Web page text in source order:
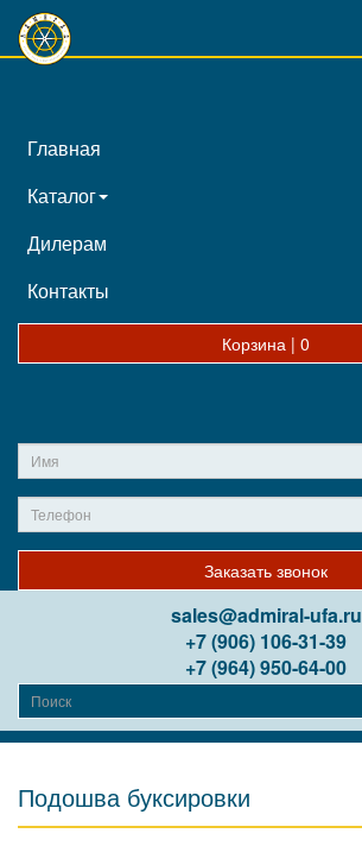
Главная
Каталог
Дилерам
Контакты
Корзина | 0
Заказать звонок
sales@admiral-ufa.ru
+7 (906) 106-31-39
+7 (964) 950-64-00
Подошва буксировки